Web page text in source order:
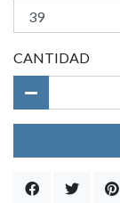
CANTIDAD